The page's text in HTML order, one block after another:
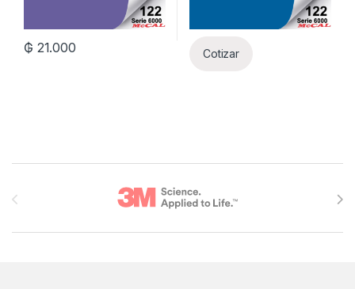
₲ 21.000 Cotizar